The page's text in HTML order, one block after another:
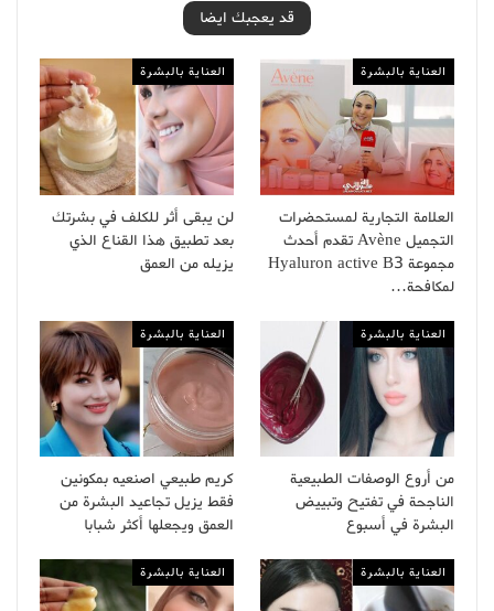
قد يعجبك ايضا
العناية بالبشرة
العلامة التجارية لمستحضرات
التجميل Avène تقدم أحدث
مجموعة Hyaluron active B3
لمكافحة…
العناية بالبشرة
لن يبقى أثر للكلف في بشرتك
بعد تطبيق هذا القناع الذي
يزيله من العمق
العناية بالبشرة
من أروع الوصفات الطبيعية
الناجحة في تفتيح وتبييض
البشرة في أسبوع
العناية بالبشرة
كريم طبيعي اصنعيه بمكونين
فقط يزيل تجاعيد البشرة من
العمق ويجعلها أكثر شبابا
العناية بالبشرة العناية بالبشرة